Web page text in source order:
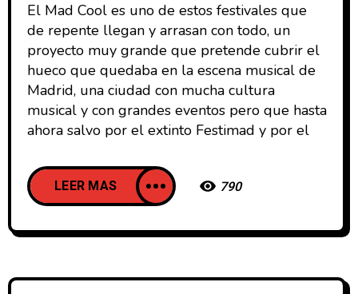
El Mad Cool es uno de estos festivales que
de repente llegan y arrasan con todo, un
proyecto muy grande que pretende cubrir el
hueco que quedaba en la escena musical de
Madrid, una ciudad con mucha cultura
musical y con grandes eventos pero que hasta
ahora salvo por el extinto Festimad y por el
LEER MAS 790